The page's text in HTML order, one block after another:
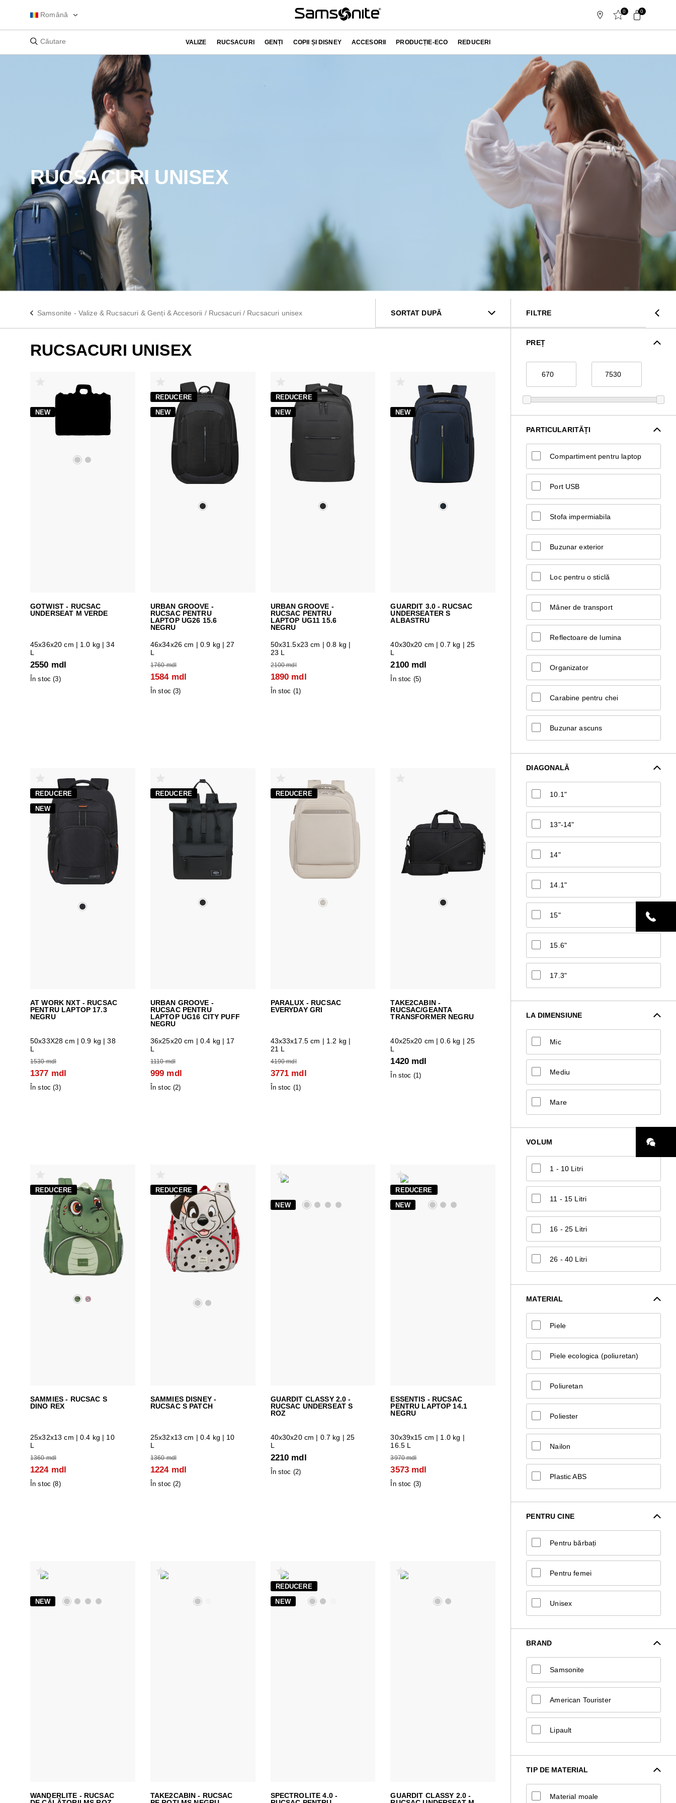
Română 0 0
VALIZE RUCSACURI GENȚI COPII ȘI DISNEY ACCESORII PRODUCȚIE-ECO REDUCERI
RUCSACURI UNISEX
Samsonite - Valize & Rucsacuri & Genți & Accesorii / Rucsacuri / Rucsacuri unisex SORTAT DUPĂ FILTRE
RUCSACURI UNISEX
NEW
GOTWIST - RUCSAC
UNDERSEAT M VERDE
45x36x20 cm | 1.0 kg | 34
L
2550 mdl
În stoc (3)
REDUCERE
NEW
URBAN GROOVE -
RUCSAC PENTRU
LAPTOP UG26 15.6
NEGRU
46x34x26 cm | 0.9 kg | 27
L
1760 mdl
1584 mdl
În stoc (3)
REDUCERE
NEW
URBAN GROOVE -
RUCSAC PENTRU
LAPTOP UG11 15.6
NEGRU
50x31.5x23 cm | 0.8 kg |
23 L
2100 mdl
1890 mdl
În stoc (1)
NEW
GUARDIT 3.0 - RUCSAC
UNDERSEATER S
ALBASTRU
40x30x20 cm | 0.7 kg | 25
L
2100 mdl
În stoc (5)
REDUCERE
NEW
AT WORK NXT - RUCSAC
PENTRU LAPTOP 17.3
NEGRU
50x33X28 cm | 0.9 kg | 38
L
1530 mdl
1377 mdl
În stoc (3)
REDUCERE
URBAN GROOVE -
RUCSAC PENTRU
LAPTOP UG16 CITY PUFF
NEGRU
36x25x20 cm | 0.4 kg | 17
L
1110 mdl
999 mdl
În stoc (2)
REDUCERE
PARALUX - RUCSAC
EVERYDAY GRI
43x33x17.5 cm | 1.2 kg |
21 L
4190 mdl
3771 mdl
În stoc (1)
TAKE2CABIN -
RUCSAC/GEANTA
TRANSFORMER NEGRU
40x25x20 cm | 0.6 kg | 25
L
1420 mdl
În stoc (1)
REDUCERE
SAMMIES - RUCSAC S
DINO REX
25x32x13 cm | 0.4 kg | 10
L
1360 mdl
1224 mdl
În stoc (8)
REDUCERE
SAMMIES DISNEY -
RUCSAC S PATCH
25x32x13 cm | 0.4 kg | 10
L
1360 mdl
1224 mdl
În stoc (2)
NEW
GUARDIT CLASSY 2.0 -
RUCSAC UNDERSEAT S
ROZ
40x30x20 cm | 0.7 kg | 25
L
2210 mdl
În stoc (2)
REDUCERE
NEW
ESSENTIS - RUCSAC
PENTRU LAPTOP 14.1
NEGRU
30x39x15 cm | 1.0 kg |
16.5 L
3970 mdl
3573 mdl
În stoc (3)
NEW
WANDERLITE - RUCSAC
TAKE2CABIN - RUCSAC
REDUCERE
NEW
SPECTROLITE 4.0 -
GUARDIT CLASSY 2.0 -
PREȚ
PARTICULARITĂȚI
Compartiment pentru laptop
Port USB
Stofa impermiabila
Buzunar exterior
Loc pentru o sticlă
Mâner de transport
Reflectoare de lumina
Organizator
Carabine pentru chei
Buzunar ascuns
DIAGONALĂ
10.1"
13"-14"
14"
14.1"
15"
15.6"
17.3"
LA DIMENSIUNE
Mic
Mediu
Mare
VOLUM
1 - 10 Litri
11 - 15 Litri
16 - 25 Litri
26 - 40 Litri
MATERIAL
Piele
Piele ecologica (poliuretan)
Poliuretan
Poliester
Nailon
Plastic ABS
PENTRU CINE
Pentru bărbați
Pentru femei
Unisex
BRAND
Samsonite
American Tourister
Lipault
TIP DE MATERIAL
Material moale